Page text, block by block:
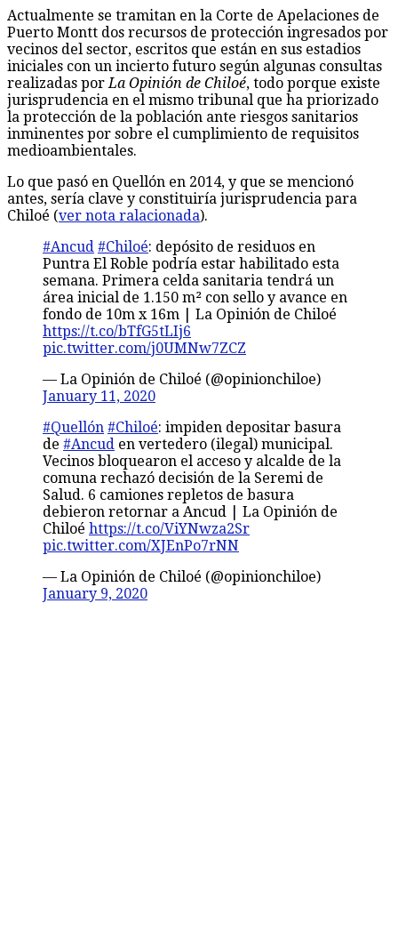
Actualmente se tramitan en la Corte de Apelaciones de
Puerto Montt dos recursos de protección ingresados por
vecinos del sector, escritos que están en sus estadios
iniciales con un incierto futuro según algunas consultas
realizadas por La Opinión de Chiloé, todo porque existe
jurisprudencia en el mismo tribunal que ha priorizado
la protección de la población ante riesgos sanitarios
inminentes por sobre el cumplimiento de requisitos
medioambientales.
Lo que pasó en Quellón en 2014, y que se mencionó
antes, sería clave y constituiría jurisprudencia para
Chiloé (ver nota ralacionada).
#Ancud #Chiloé: depósito de residuos en
Puntra El Roble podría estar habilitado esta
semana. Primera celda sanitaria tendrá un
área inicial de 1.150 m² con sello y avance en
fondo de 10m x 16m | La Opinión de Chiloé
https://t.co/bTfG5tLIj6
pic.twitter.com/j0UMNw7ZCZ
— La Opinión de Chiloé (@opinionchiloe)
January 11, 2020
#Quellón #Chiloé: impiden depositar basura
de #Ancud en vertedero (ilegal) municipal.
Vecinos bloquearon el acceso y alcalde de la
comuna rechazó decisión de la Seremi de
Salud. 6 camiones repletos de basura
debieron retornar a Ancud | La Opinión de
Chiloé https://t.co/ViYNwza2Sr
pic.twitter.com/XJEnPo7rNN
— La Opinión de Chiloé (@opinionchiloe)
January 9, 2020